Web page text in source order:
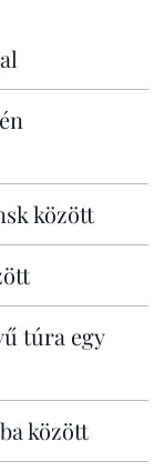
között
túra egy
között